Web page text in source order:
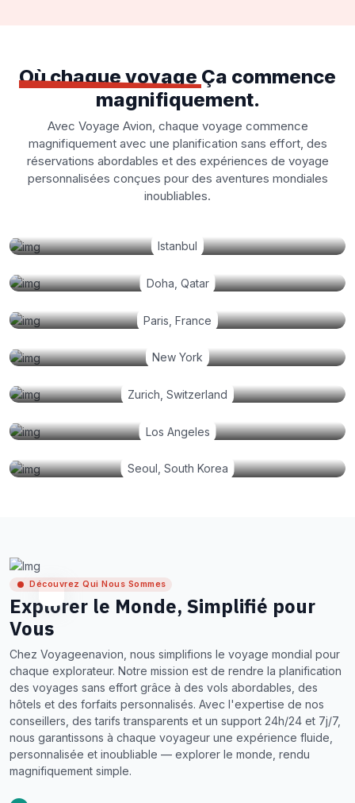
Où chaque voyage Ça commence
magnifiquement.
Avec Voyage Avion, chaque voyage commence
magnifiquement avec une planification sans effort, des
réservations abordables et des expériences de voyage
personnalisées conçues pour des aventures mondiales
inoubliables.
Istanbul
Doha, Qatar
Paris, France
New York
Zurich, Switzerland
Los Angeles
Seoul, South Korea
Découvrez Qui Nous Sommes
Explorer le Monde, Simplifié pour
Vous
Chez Voyageenavion, nous simplifions le voyage mondial pour
chaque explorateur. Notre mission est de rendre la planification
des voyages sans effort grâce à des vols abordables, des
hôtels et des forfaits personnalisés. Avec l'expertise de nos
conseillers, des tarifs transparents et un support 24h/24 et 7j/7,
nous garantissons à chaque voyageur une expérience fluide,
personnalisée et inoubliable — explorer le monde, rendu
magnifiquement simple.